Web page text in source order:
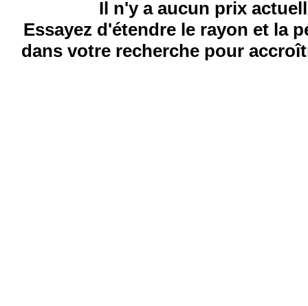
Il n'y a aucun prix
Essayez d'étendre le rayon et la
dans votre recherche pour